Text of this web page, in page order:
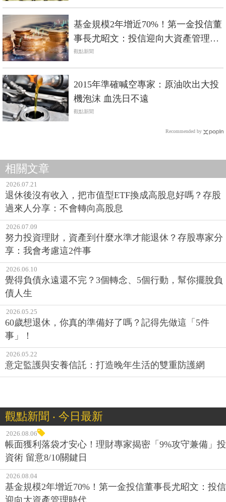
基金規模2年增近70%！第一金投信董
事長尤昭文：投信迎向大資產管理時
代
觀點新聞
2015年準確喊空專家：原油吹出大投
機泡沫 血洗日不遠
觀點新聞
Recommended by
相關文章
2026.07.21
退休後沒有收入，把市值型ETF換成高股息好嗎？存股
過來人分享：不會轉向高股息
2026.07.09
努力投資理財，資產到什麼水準才能退休？存股專家分
享：我會考慮這2件事
2026.06.10
覺得負債永遠還不完？3個轉念、5個行動，幫你擺脫負
債人生
2026.05.25
60歲想退休，你真的準備好了嗎？記得先做這「5件
事」！
2026.05.22
意定監護與安養信託：打造晚年生活的雙重防護網
觀點新聞 ‧ 今日最新
2026.08.06
帳面獲利落袋才安心！理財專家揭密「9%攻守兼備」投
資術 留意8/10關鍵日
2026.08.04
基金規模2年增近70%！第一金投信董事長尤昭文：投信
迎向大資產管理時代